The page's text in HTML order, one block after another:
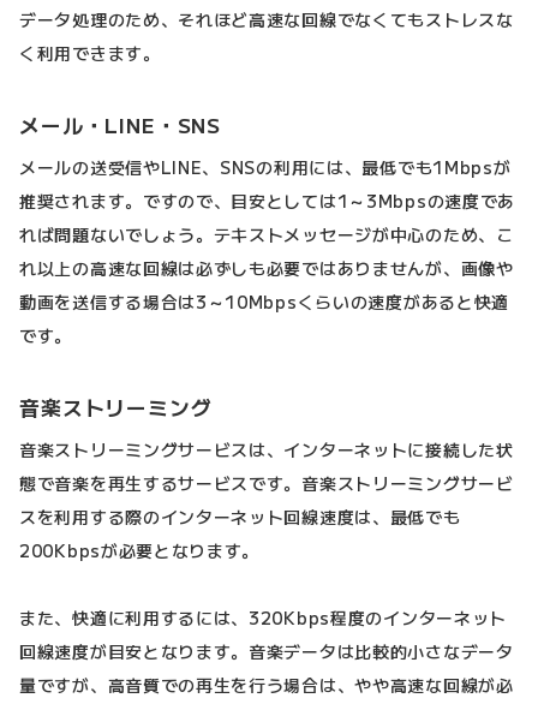
データ処理のため、それほど高速な回線でなくてもストレスな
く利用できます。
メール・LINE・SNS
メールの送受信やLINE、SNSの利用には、最低でも1Mbpsが
推奨されます。ですので、目安としては1～3Mbpsの速度であ
れば問題ないでしょう。テキストメッセージが中心のため、こ
れ以上の高速な回線は必ずしも必要ではありませんが、画像や
動画を送信する場合は3～10Mbpsくらいの速度があると快適
です。
音楽ストリーミング
音楽ストリーミングサービスは、インターネットに接続した状
態で音楽を再生するサービスです。音楽ストリーミングサービ
スを利用する際のインターネット回線速度は、最低でも
200Kbpsが必要となります。
また、快適に利用するには、320Kbps程度のインターネット
回線速度が目安となります。音楽データは比較的小さなデータ
量ですが、高音質での再生を行う場合は、やや高速な回線が必